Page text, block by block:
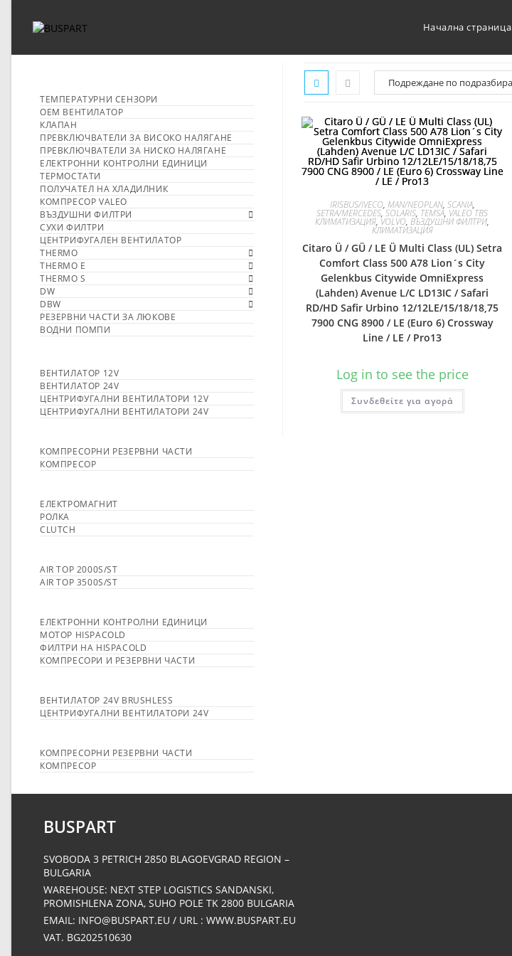
Начална страница
IRISBUS/IVECO, MAN/NEOPLAN, SCANIA,
SETRA/MERCEDES,SOLARIS, TEMSA, VALEO TBS
КЛИМАТИЗАЦИЯ,VOLVO,ВЪЗДУШНИ ФИЛТРИ,
КЛИМАТИЗАЦИЯ
Citaro Ü / GÜ / LE Ü Multi Class (UL) Setra
Comfort Class 500 A78 Lion´s City
Gelenkbus Citywide OmniExpress
(Lahden) Avenue L/C LD13IC / Safari
RD/HD Safir Urbino 12/12LE/15/18/18,75
7900 CNG 8900 / LE (Euro 6) Crossway
Line / LE / Pro13
Log in to see the price
Συνδεθείτε για αγορά
ТЕМПЕРАТУРНИ СЕНЗОРИ
OEM ВЕНТИЛАТОР
КЛАПАН
ПРЕВКЛЮЧВАТЕЛИ ЗА ВИСОКО НАЛЯГАНЕ
ПРЕВКЛЮЧВАТЕЛИ ЗА НИСКО НАЛЯГАНЕ
ЕЛЕКТРОННИ КОНТРОЛНИ ЕДИНИЦИ
ТЕРМОСТАТИ
ПОЛУЧАТЕЛ НА ХЛАДИЛНИК
КОМПРЕСОР VALEO
ВЪЗДУШНИ ФИЛТРИ
СУХИ ФИЛТРИ
ЦЕНТРИФУГАЛЕН ВЕНТИЛАТОР
THERMO
THERMO E
THERMO S
DW
DBW
РЕЗЕРВНИ ЧАСТИ ЗА ЛЮКОВЕ
ВОДНИ ПОМПИ
ВЕНТИЛАТОР 12V
ВЕНТИЛАТОР 24V
ЦЕНТРИФУГАЛНИ ВЕНТИЛАТОРИ 12V
ЦЕНТРИФУГАЛНИ ВЕНТИЛАТОРИ 24V
КОМПРЕСОРНИ РЕЗЕРВНИ ЧАСТИ
КОМПРЕСОР
ЕЛЕКТРОМАГНИТ
РОЛКА
CLUTCH
AIR TOP 2000S/ST
AIR TOP 3500S/ST
ЕЛЕКТРОННИ КОНТРОЛНИ ЕДИНИЦИ
МОТОР HISPACOLD
ФИЛТРИ НА HISPACOLD
КОМПРЕСОРИ И РЕЗЕРВНИ ЧАСТИ
ВЕНТИЛАТОР 24V BRUSHLESS
ЦЕНТРИФУГАЛНИ ВЕНТИЛАТОРИ 24V
КОМПРЕСОРНИ РЕЗЕРВНИ ЧАСТИ
КОМПРЕСОР
BUSPART
SVOBODA 3 PETRICH 2850 BLAGOEVGRAD REGION –
BULGARIA
WAREHOUSE: NEXT STEP LOGISTICS SANDANSKI,
PROMISHLENA ZONA, SUHO POLE ΤΚ 2800 BULGARIA
EMAIL: INFO@BUSPART.EU / URL : WWW.BUSPART.EU
VAT. BG202510630